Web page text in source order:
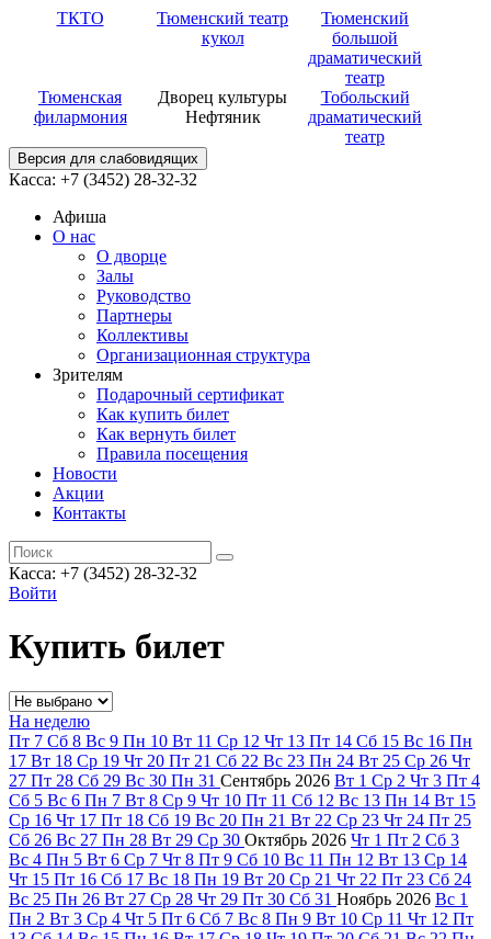
ТКТО
Тюменский театр
кукол
Тюменский
большой
драматический
театр
Тюменская
филармония
Дворец культуры
Нефтяник
Тобольский
драматический
театр
Версия для слабовидящих
Касса: +7 (3452) 28-32-32
Афиша
О нас
О дворце
Залы
Руководство
Партнеры
Коллективы
Организационная структура
Зрителям
Подарочный сертификат
Как купить билет
Как вернуть билет
Правила посещения
Новости
Акции
Контакты
Касса: +7 (3452) 28-32-32
Войти
Купить билет
На неделю
Пт 7 Сб 8 Вс 9 Пн 10 Вт 11 Ср 12 Чт 13 Пт 14 Сб 15 Вс 16 Пн
17 Вт 18 Ср 19 Чт 20 Пт 21 Сб 22 Вс 23 Пн 24 Вт 25 Ср 26 Чт
27 Пт 28 Сб 29 Вс 30 Пн 31 Сентябрь 2026 Вт 1 Ср 2 Чт 3 Пт 4
Сб 5 Вс 6 Пн 7 Вт 8 Ср 9 Чт 10 Пт 11 Сб 12 Вс 13 Пн 14 Вт 15
Ср 16 Чт 17 Пт 18 Сб 19 Вс 20 Пн 21 Вт 22 Ср 23 Чт 24 Пт 25
Сб 26 Вс 27 Пн 28 Вт 29 Ср 30 Октябрь 2026 Чт 1 Пт 2 Сб 3
Вс 4 Пн 5 Вт 6 Ср 7 Чт 8 Пт 9 Сб 10 Вс 11 Пн 12 Вт 13 Ср 14
Чт 15 Пт 16 Сб 17 Вс 18 Пн 19 Вт 20 Ср 21 Чт 22 Пт 23 Сб 24
Вс 25 Пн 26 Вт 27 Ср 28 Чт 29 Пт 30 Сб 31 Ноябрь 2026 Вс 1
Пн 2 Вт 3 Ср 4 Чт 5 Пт 6 Сб 7 Вс 8 Пн 9 Вт 10 Ср 11 Чт 12 Пт